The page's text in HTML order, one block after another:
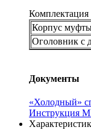
Комплектация
Корпус
Оголовник с
Документы
«Холодный»
Инструкция